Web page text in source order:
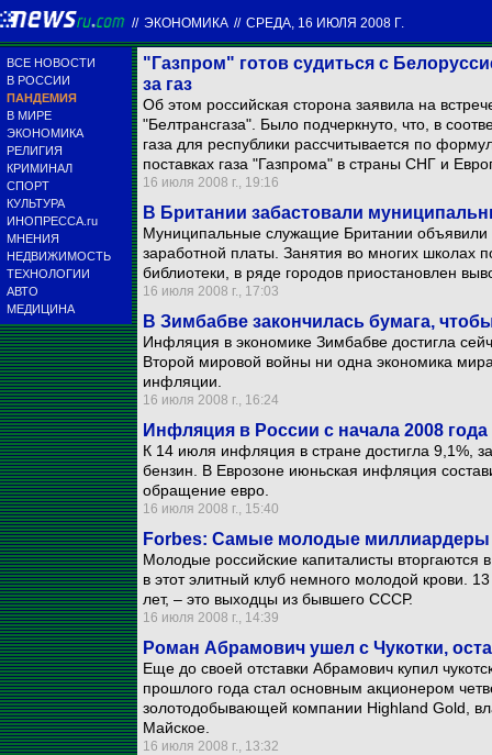
// ЭКОНОМИКА // СРЕДА, 16 ИЮЛЯ 2008 Г.
ВСЕ НОВОСТИ
В РОССИИ
ПАНДЕМИЯ
В МИРЕ
ЭКОНОМИКА
РЕЛИГИЯ
КРИМИНАЛ
СПОРТ
КУЛЬТУРА
ИНОПРЕССА.ru
МНЕНИЯ
НЕДВИЖИМОСТЬ
ТЕХНОЛОГИИ
АВТО
МЕДИЦИНА
"Газпром" готов судиться с
за газ
Об этом российская сторона заявила на
"Белтрансгаза". Было подчеркнуто, что, в
газа для республики рассчитывается по
поставках газа "Газпрома" в страны СНГ и
16 июля 2008 г., 19:16
В Британии забастовали
Муниципальные служащие Британии объявили
заработной платы. Занятия во многих школах
библиотеки, в ряде городов приостановлен
16 июля 2008 г., 17:03
В Зимбабве закончилась бумага,
Инфляция в экономике Зимбабве достигла
Второй мировой войны ни одна экономика
инфляции.
16 июля 2008 г., 16:24
Инфляция в России с начала 2008 года
К 14 июля инфляция в стране достигла 9,1%,
бензин. В Еврозоне июньская инфляция
обращение евро.
16 июля 2008 г., 15:40
Forbes: Самые молодые миллиардеры
Молодые российские капиталисты
в этот элитный клуб немного молодой крови.
лет, – это выходцы из бывшего СССР.
16 июля 2008 г., 14:39
Роман Абрамович ушел с Чукотки,
Еще до своей отставки Абрамович купил
прошлого года стал основным акционером
золотодобывающей компании Highland Gold,
Майское.
16 июля 2008 г., 13:32